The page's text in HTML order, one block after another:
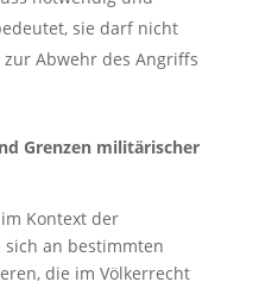
sie darf nicht
Abwehr des Angriffs
Grenzen militärischer
Kontext der
an bestimmten
die im Völkerrecht